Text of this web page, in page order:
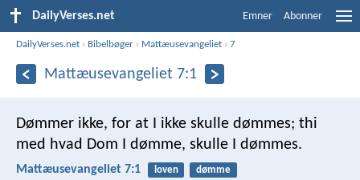
DailyVerses.net Emner Abonner
DailyVerses.net › Bibelbøger › Mattæusevangeliet ›7
Mattæusevangeliet 7:1
Dømmer ikke, for at I ikke skulle dømmes; thi
med hvad Dom I dømme, skulle I dømmes.
Mattæusevangeliet 7:1 loven dømme